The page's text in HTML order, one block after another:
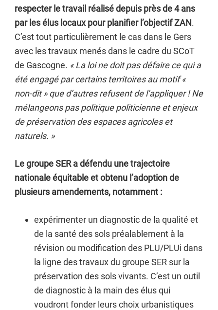
respecter le travail réalisé depuis près de 4 ans
par les élus locaux pour planifier l’objectif ZAN.
C’est tout particulièrement le cas dans le Gers
avec les travaux menés dans le cadre du SCoT
de Gascogne. « La loi ne doit pas défaire ce qui a
été engagé par certains territoires au motif «
non-dit » que d’autres refusent de l’appliquer ! Ne
mélangeons pas politique politicienne et enjeux
de préservation des espaces agricoles et
naturels. »
Le groupe SER a défendu une trajectoire
nationale équitable et obtenu l’adoption de
plusieurs amendements, notamment :
expérimenter un diagnostic de la qualité et
de la santé des sols préalablement à la
révision ou modification des PLU/PLUi dans
la ligne des travaux du groupe SER sur la
préservation des sols vivants. C’est un outil
de diagnostic à la main des élus qui
voudront fonder leurs choix urbanistiques